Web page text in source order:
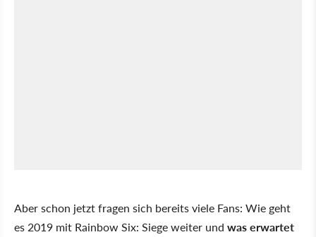
Aber schon jetzt fragen sich bereits viele Fans: Wie geht
es 2019 mit Rainbow Six: Siege weiter und was erwartet